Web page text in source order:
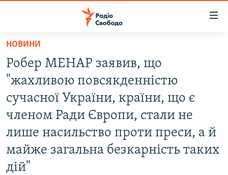
Перейти
основного
матеріалу
до
основної
навігації
Перейти
до
пошуку
РАДІО СВОБОДА – 70 РОКІВ
ВСЕ ЗА ДОБУ
СУСПІЛЬСТВО
КУЛЬТУРА
РОСІЙСЬКА «ФІЛЬТРАЦІЯ»
ДОНБАС.РЕАЛІЇ
КРИМ.РЕАЛІЇ
НОВИНИ
Робер МЕНАР заявив, що
"жахливою повсякденністю
сучасної України, країни, що є
членом Ради Європи, стали не
лише насильство проти преси, а й
майже загальна безкарність таких
дій"